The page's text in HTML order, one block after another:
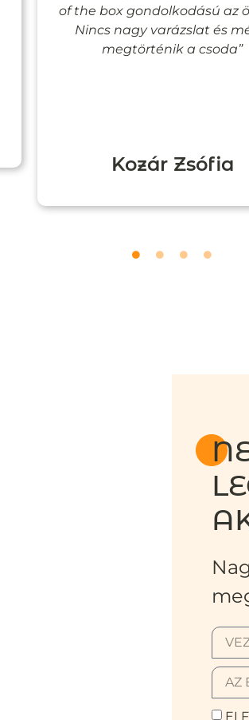
of the box gondolkodású az
Nincs nagy varázslat és
megtörténik a csoda”
Kozár Zsófia